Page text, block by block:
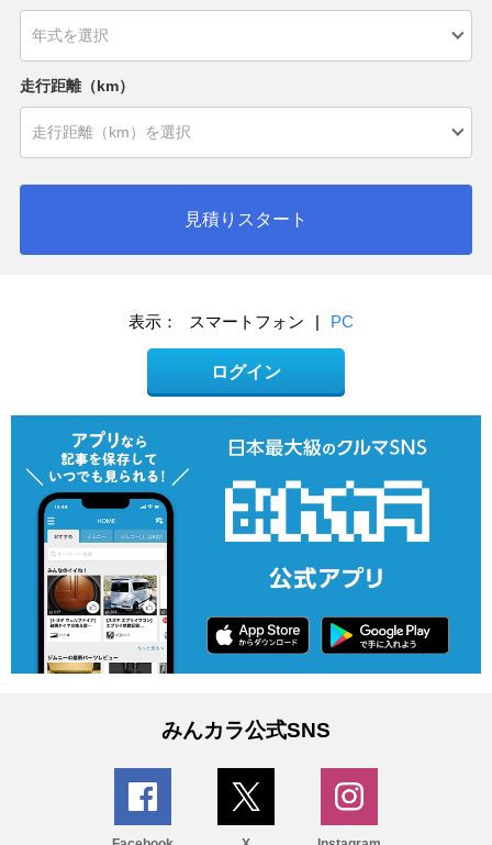
走行距離（km）
見積りスタート
表示： スマートフォン | PC
ログイン
みんカラ公式SNS